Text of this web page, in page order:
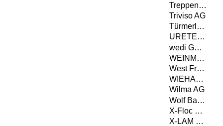
Treppenbau.ch AG
Triviso AG
Türmerleim GmbH
URETEK Deutschland GmbH
wedi GmbH
WEINMANN Holzbausystemtechnik GmbH
West Fraser Timber Co. Ltd.
WIEHAG Holding GmbH
Wilma AG
Wolf Bavaria GmbH
X-Floc Dämmtechnik-Maschinen GmbH
X-LAM DOLOMITI S.R.L.